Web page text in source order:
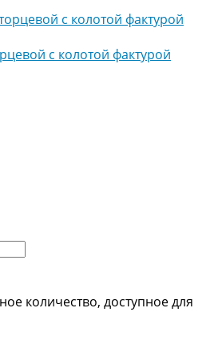
с колотой фактурой
количество, доступное для